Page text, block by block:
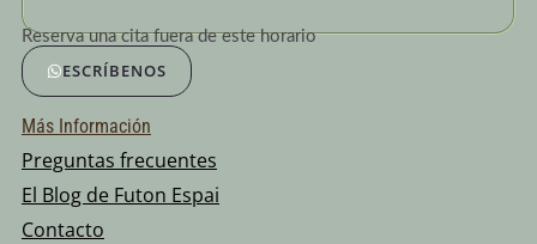
Reserva una cita fuera de este horario
ESCRÍBENOS
Más Información
Preguntas frecuentes
El Blog de Futon Espai
Contacto